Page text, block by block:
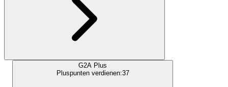
G2A Plus
Pluspunten verdienen:37